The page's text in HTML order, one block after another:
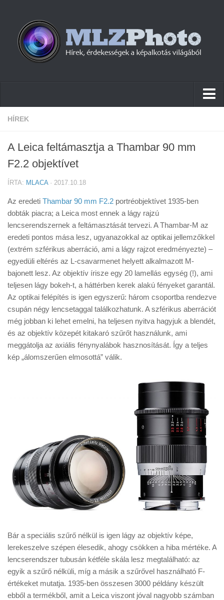
Hírek
Cikkek
Tudástár
Tanácsok
Érdekességek
Helyszíni Riport
E-BB
HÍREK
A Leica feltámasztja a Thambar 90 mm
F2.2 objektívet
ÍRTA: MLACA· 2017.10.18
Az eredeti Thambar 90 mm F2.2 portréobjektívet 1935-ben
dobták piacra; a Leica most ennek a lágy rajzú
lencserendszernek a feltámasztását tervezi. A Thambar-M az
eredeti pontos mása lesz, ugyanazokkal az optikai jellemzőkkel
(extrém szférikus aberráció, ami a lágy rajzot eredményezte) –
egyedüli eltérés az L-csavarmenet helyett alkalmazott M-
bajonett lesz. Az objektív írisze egy 20 lamellás egység (!), ami
teljesen lágy bokeh-t, a háttérben kerek alakú fényeket garantál.
Az optikai felépítés is igen egyszerű: három csoportba rendezve
csupán négy lencsetaggal találkozhatunk. A szférikus aberrációt
még jobban ki lehet emelni, ha teljesen nyitva hagyjuk a blendét,
és az objektív közepét kitakaró szűrőt használunk, ami
meggátolja az axiális fénynyalábok hasznosítását. Így a teljes
kép „álomszerűen elmosottá” válik.
Bár a speciális szűrő nélkül is igen lágy az objektív képe,
lerekeszelve szépen élesedik, ahogy csökken a hiba mértéke. A
lencserendszer tubusán kétféle skála lesz megtalálható: az
egyik a szűrő nélküli, míg a másik a szűrővel használható F-
értékeket mutatja. 1935-ben összesen 3000 példány készült
ebből a termékből, amit a Leica viszont jóval nagyobb számban